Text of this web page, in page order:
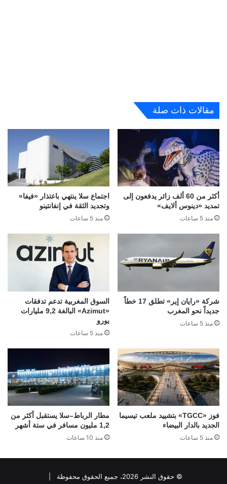
مقالات ذات صلة
أكثر من 60 ألف زائر يدفعون إلى
تمديد «دينوس ألايف»
منذ 5 ساعات
اجتماع سلا ينتهي باعتذار «فيفا»
وتجديد الثقة في إنفانتينو
منذ 5 ساعات
شركة «رايان إير» تطلق 17 خطاً
جديداً نحو المغرب
منذ 5 ساعات
السوق المغربية تدعم تدفقات
«Azimut» البالغة 9,2 مليارات
يورو
منذ 5 ساعات
فوز «TGCC» بتشييد ملعب تيسيما
الجديد بالدار البيضاء
منذ 5 ساعات
مطار الرباط–سلا يستقبل أكثر من
1,2 مليون مسافر في ستة أشهر
منذ 10 ساعات
© حقوق النشر 2026، جميع الحقوق محفوظة |